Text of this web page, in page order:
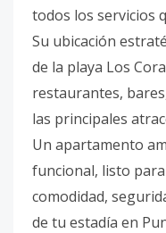
todos los servicios
Su ubicación
de la playa Los
restaurantes,
las principales
Un apartamento
funcional, listo
comodidad,
de tu estadía en